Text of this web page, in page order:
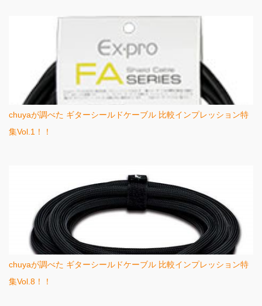
chuyaが調べた ギターシールドケーブル 比較インプレッション特
集Vol.1！！
chuyaが調べた ギターシールドケーブル 比較インプレッション特
集Vol.8！！